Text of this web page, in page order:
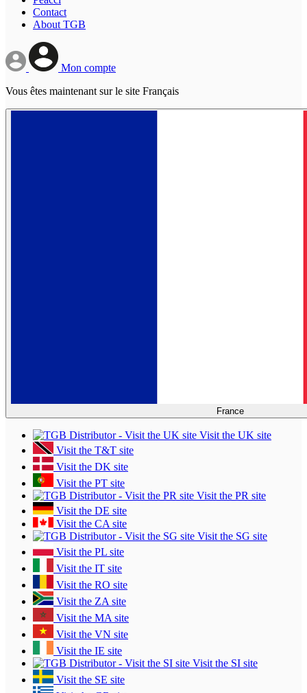
Contact
About TGB
Mon compte
Vous êtes maintenant sur le site Français
France
Visit the UK site
Visit the T&T site
Visit the DK site
Visit the PT site
Visit the PR site
Visit the DE site
Visit the CA site
Visit the SG site
Visit the PL site
Visit the IT site
Visit the RO site
Visit the ZA site
Visit the MA site
Visit the VN site
Visit the IE site
Visit the SI site
Visit the SE site